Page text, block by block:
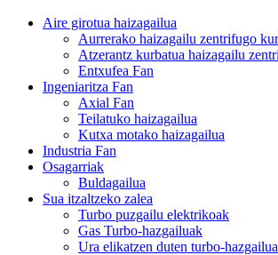
Aire girotua haizagailua
Aurrerako haizagailu zentrifugo
Atzerantz kurbatua haizagailu
Entxufea Fan
Ingeniaritza Fan
Axial Fan
Teilatuko haizagailua
Kutxa motako haizagailua
Industria Fan
Osagarriak
Buldagailua
Sua itzaltzeko zalea
Turbo puzgailu elektrikoak
Gas Turbo-hazgailuak
Ura elikatzen duten turbo-